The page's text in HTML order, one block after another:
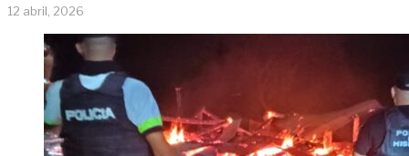
12 abril, 2026